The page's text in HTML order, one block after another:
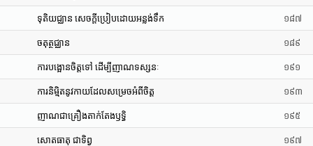
ទុតិយជ្ឈាន សេចក្តីប្រៀបដោយអន្លង់ទឹក ១៨៧
ចតុត្ថជ្ឈាន ១៨៩
ការបង្អោនចិត្តទៅ ដើម្បីញាណទស្សនៈ ១៩១
ការនិម្មិតនូវកាយដែលសម្រេចអំពីចិត្ត ១៩៣
ញាណជាគ្រឿងតាក់តែងឫទ្ធិ ១៩៥
សោតធាតុ ជាទិព្វ ១៩៧